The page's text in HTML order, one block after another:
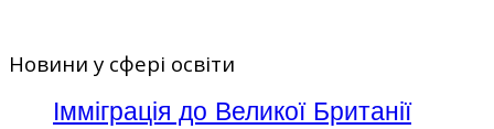
Новини у сфері освіти
Імміграція до Великої Британії